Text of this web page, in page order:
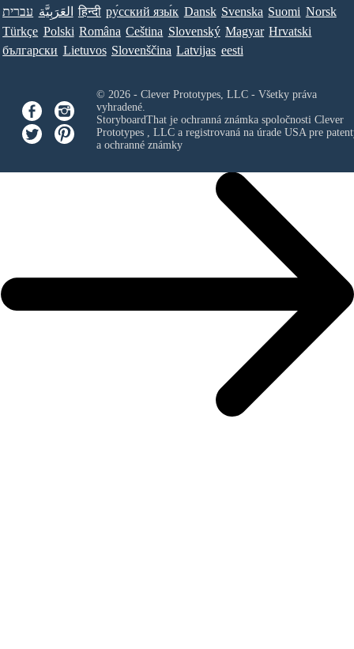
עברית العَرَبِيَّة हिन्दी ру́сский язы́к Dansk Svenska Suomi Norsk
Türkçe Polski Româna Ceština Slovenský Magyar Hrvatski
български Lietuvos Slovenščina Latvijas eesti
© 2026 - Clever Prototypes, LLC - Všetky práva
vyhradené.
StoryboardThat je ochranná známka spoločnosti Clever
Prototypes , LLCa registrovaná na úrade USA pre
a ochranné známky